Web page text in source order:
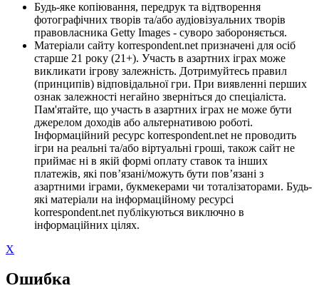
Будь-яке копіювання, передрук та відтворення
фотографічних творів та/або аудіовізуальних творів
правовласника Getty Images - суворо забороняється.
Матеріали сайту korrespondent.net призначені для осіб
старше 21 року (21+). Участь в азартних іграх може
викликати ігрову залежність. Дотримуйтесь правил
(принципів) відповідальної гри. При виявленні перших
ознак залежності негайно зверніться до спеціаліста.
Пам'ятайте, що участь в азартних іграх не може бути
джерелом доходів або альтернативою роботі.
Інформаційний ресурс korrespondent.net не проводить
ігри на реальні та/або віртуальні гроші, також сайт не
приймає ні в якій формі оплату ставок та інших
платежів, які пов’язані/можуть бути пов’язані з
азартними іграми, букмекерами чи тоталізаторами. Будь-
які матеріали на інформаційному ресурсі
korrespondent.net публікуються виключно в
інформаційних цілях.
X
Ошибка